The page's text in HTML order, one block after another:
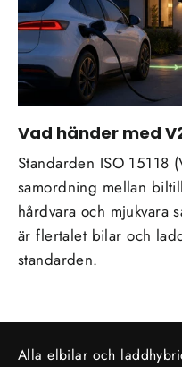
Vad händer med
Standarden ISO 15118
samordning mellan
hårdvara och mjukvara
är flertalet bilar och
standarden.
Alla elbilar och